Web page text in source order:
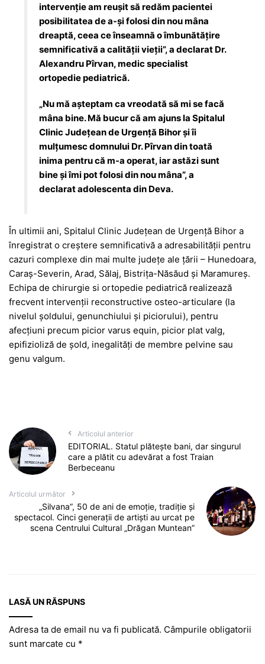
intervenție am reușit să redăm pacientei
posibilitatea de a-și folosi din nou mâna
dreaptă, ceea ce înseamnă o îmbunătățire
semnificativă a calității vieții”, a declarat Dr.
Alexandru Pîrvan, medic specialist
ortopedie pediatrică.
„Nu mă așteptam ca vreodată să mi se facă
mâna bine. Mă bucur că am ajuns la Spitalul
Clinic Județean de Urgență Bihor și îi
mulțumesc domnului Dr. Pîrvan din toată
inima pentru că m-a operat, iar astăzi sunt
bine și îmi pot folosi din nou mâna”, a
declarat adolescenta din Deva.
În ultimii ani, Spitalul Clinic Județean de Urgență Bihor a
înregistrat o creștere semnificativă a adresabilității pentru
cazuri complexe din mai multe județe ale țării – Hunedoara,
Caraș-Severin, Arad, Sălaj, Bistrița-Năsăud și Maramureș.
Echipa de chirurgie si ortopedie pediatrică realizează
frecvent intervenții reconstructive osteo-articulare (la
nivelul șoldului, genunchiului și piciorului), pentru
afecțiuni precum picior varus equin, picior plat valg,
epifizioliză de șold, inegalități de membre pelvine sau
genu valgum.
Articolul anterior
EDITORIAL. Statul plătește bani, dar singurul
care a plătit cu adevărat a fost Traian
Berbeceanu
Articolul următor
„Silvana”, 50 de ani de emoție, tradiție și
spectacol. Cinci generații de artiști au urcat pe
scena Centrului Cultural „Drăgan Muntean”
LASĂ UN RĂSPUNS
Adresa ta de email nu va fi publicată. Câmpurile obligatorii
sunt marcate cu *